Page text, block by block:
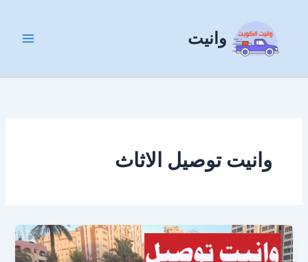
المحتوى
وانيت
وانيت توصيل الاثاث